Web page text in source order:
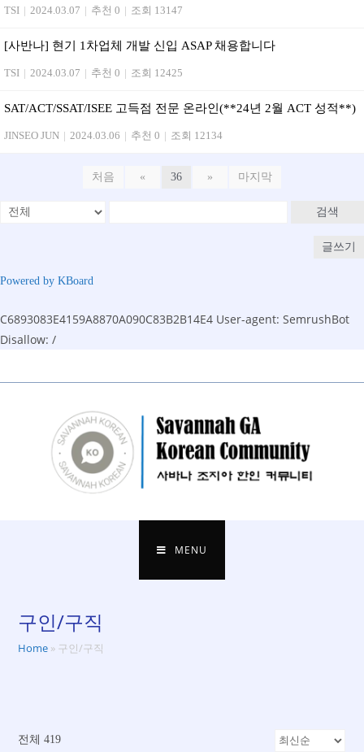
TSI | 2024.03.07 | 추천 0 | 조회 13147
[사반나] 현기 1차업체 개발 신입 ASAP 채용합니다
TSI | 2024.03.07 | 추천 0 | 조회 12425
SAT/ACT/SSAT/ISEE 고득점 전문 온라인(**24년 2월 ACT 성적**)
JINSEO JUN | 2024.03.06 | 추천 0 | 조회 12134
처음 « 36 » 마지막
검색
글쓰기
Powered by KBoard
C6893083E4159A8870A090C83B2B14E4 User-agent: SemrushBot
Disallow: /
to
MENU
구인/구직
Home » 구인/구직
전체 419